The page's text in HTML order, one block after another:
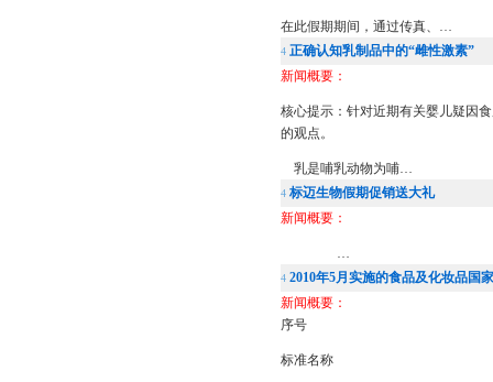
在此假期期间，通过传真、…
4 正确认知乳制品中的“雌性激素”
新闻概要：
核心提示：针对近期有关婴儿疑因
的观点。
乳是哺乳动物为哺…
4 标迈生物假期促销送大礼
新闻概要：
…
4 2010年5月实施的食品及化妆品国
新闻概要：
序号
标准名称